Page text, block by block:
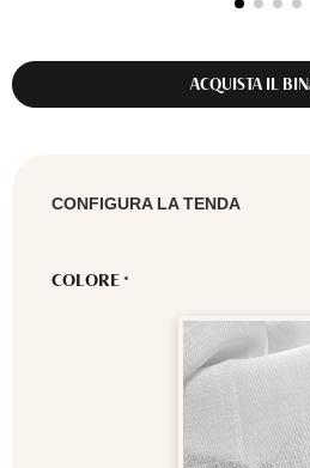
ACQUISTA IL
CONFIGURA LA TENDA
COLORE*